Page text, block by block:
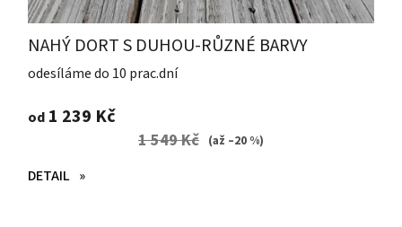
NAHÝ DORT S DUHOU-RŮZNÉ BARVY
odesíláme do 10 prac.dní
od 1 239 Kč
1 549 Kč (až –20 %)
DETAIL